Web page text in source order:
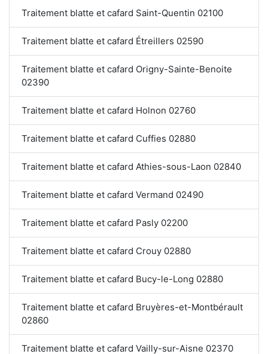
Traitement blatte et cafard Saint-Quentin 02100
Traitement blatte et cafard Étreillers 02590
Traitement blatte et cafard Origny-Sainte-Benoite
02390
Traitement blatte et cafard Holnon 02760
Traitement blatte et cafard Cuffies 02880
Traitement blatte et cafard Athies-sous-Laon 02840
Traitement blatte et cafard Vermand 02490
Traitement blatte et cafard Pasly 02200
Traitement blatte et cafard Crouy 02880
Traitement blatte et cafard Bucy-le-Long 02880
Traitement blatte et cafard Bruyères-et-Montbérault
02860
Traitement blatte et cafard Vailly-sur-Aisne 02370